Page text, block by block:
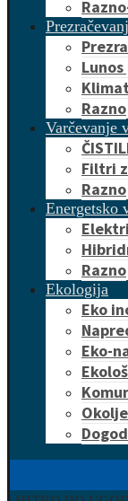
Razno
Varčevanje
Filtri
Razno
Energetsko
Razno
Ekologija
Eko
Eko-